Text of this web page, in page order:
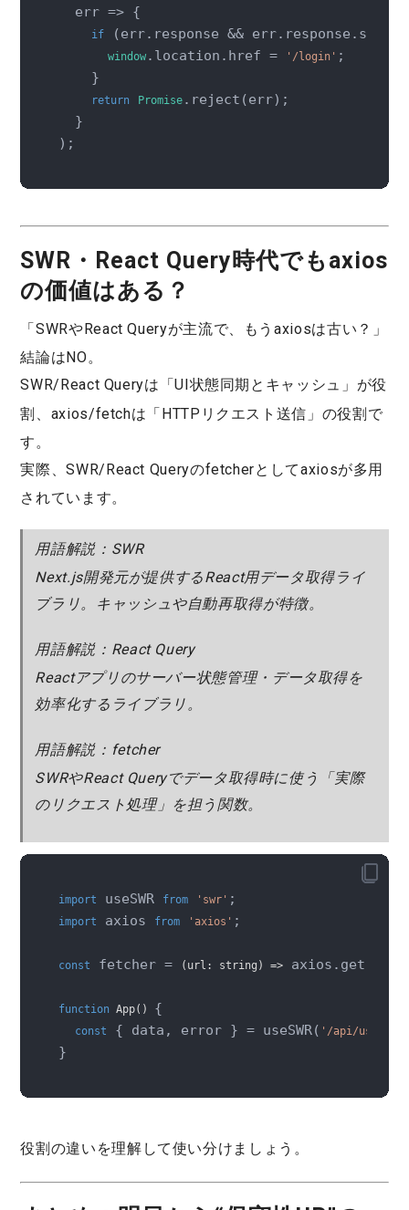
  err => {
if (err.response &&
window.location.href = '/login' ;
    }
return Promise.reject(err);
  }
);
SWR・React Query時代でもaxios
の価値はある？
「SWRやReact Queryが主流で、もうaxiosは古い？ 」
結論はNO。
SWR/React Queryは「UI状態同期とキャッシュ」が役
割、 axios/fetchは「HTTPリクエスト送信」の役割で
す。
実際、SWR/React Queryのfetcherとしてaxiosが多用
されています。
用語解説：SWR
Next.js開発元が提供するReact用データ取得ライ
ブラリ。キャッシュや自動再取得が特徴。
用語解説：React Query
Reactアプリのサーバー状態管理・データ取得を
効率化するライブラリ。
用語解説：fetcher
SWRやReact Queryでデータ取得時に使う「実際
のリクエスト処理」を担う関数。
import useSWR from 'swr'
import axios from 'axios' ;
const fetcher = ( url: string ) =>
function App( ) {
const { data, error } = useSWR( '/api/user'
}
役割の違い を理解して使い分けましょう。